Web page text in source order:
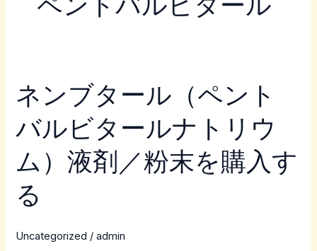
ネンブタール（ペント
バルビタールナトリウ
ム）液剤／粉末を購入す
る
Uncategorized /admin
ネ
ン
ブ
ー
（ペ
ト